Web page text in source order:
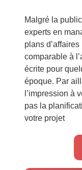
Malgré la
experts en
plans
comparable à
écrite pour
époque. Par
l’impression à
pas la
votre projet